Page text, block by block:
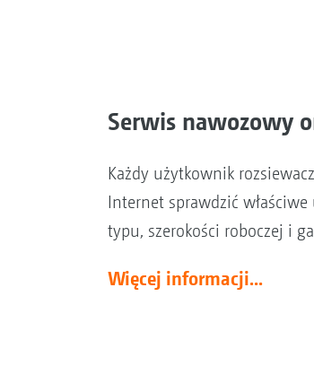
Serwis nawozowy
Każdy użytkownik
Internet sprawdzić
typu, szerokości roboczej i
Więcej informacji...